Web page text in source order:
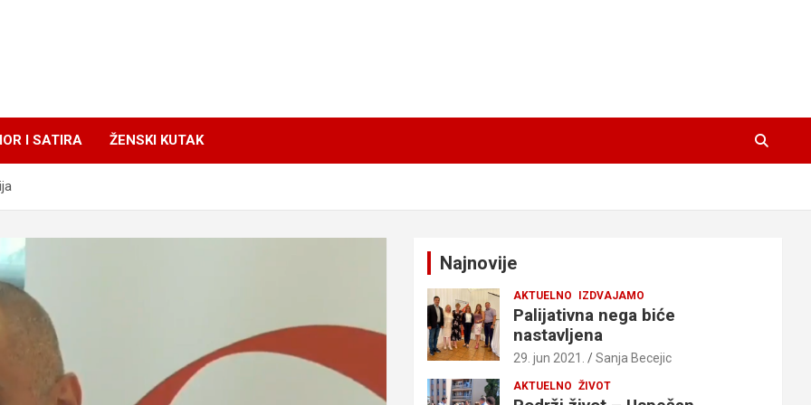
I SATIRA ŽENSKI KUTAK
Najnovije
AKTUELNO IZDVAJAMO
Palijativna nega biće
nastavljena
29. jun 2021. Sanja Becejic
AKTUELNO ŽIVOT